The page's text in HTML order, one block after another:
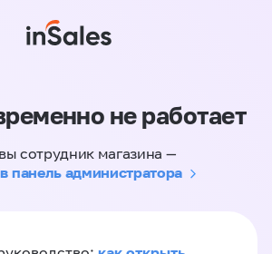
не работает
сотрудник магазина —
панель администратора